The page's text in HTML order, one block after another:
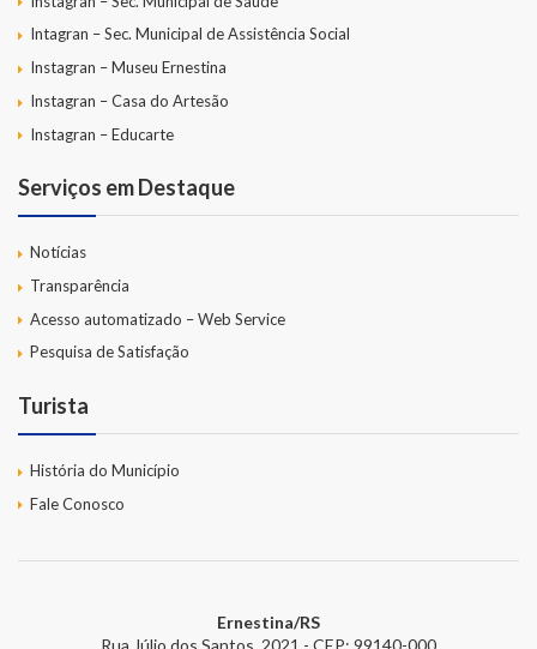
Intagran – Sec. Municipal de Assistência Social
Instagran – Museu Ernestina
Instagran – Casa do Artesão
Instagran – Educarte
Serviços em Destaque
Notícias
Transparência
Acesso automatizado – Web Service
Pesquisa de Satisfação
Turista
História do Município
Fale Conosco
Ernestina/RS